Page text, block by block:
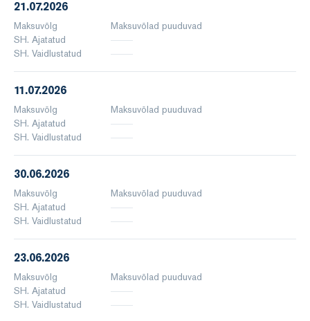
21.07.2026
Maksuvõlg
Maksuvõlad puuduvad
SH. Ajatatud
SH. Vaidlustatud
11.07.2026
Maksuvõlg
Maksuvõlad puuduvad
SH. Ajatatud
SH. Vaidlustatud
30.06.2026
Maksuvõlg
Maksuvõlad puuduvad
SH. Ajatatud
SH. Vaidlustatud
23.06.2026
Maksuvõlg
Maksuvõlad puuduvad
SH. Ajatatud
SH. Vaidlustatud